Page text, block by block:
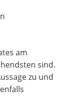
am
sind.
zu und